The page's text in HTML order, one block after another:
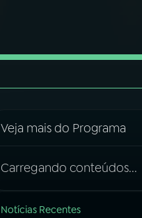
Veja mais do Programa
Carregando conteúdos...
Notícias Recentes